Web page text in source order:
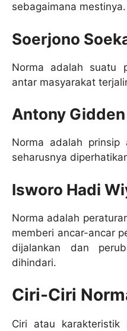
sebagaimana mestinya.
Soerjono
Norma adalah suatu
antar masyarakat
Antony Gidden
Norma adalah prinsip
seharusnya
Isworo Hadi
Norma adalah
memberi ancar-ancar
dijalankan dan
dihindari.
Ciri-Ciri
Ciri atau karakteristik